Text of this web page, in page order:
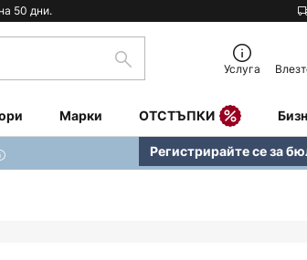
50 дни.
Търсене Услуга
Марки ОТСТЪПКИ
Регистрирайте се за